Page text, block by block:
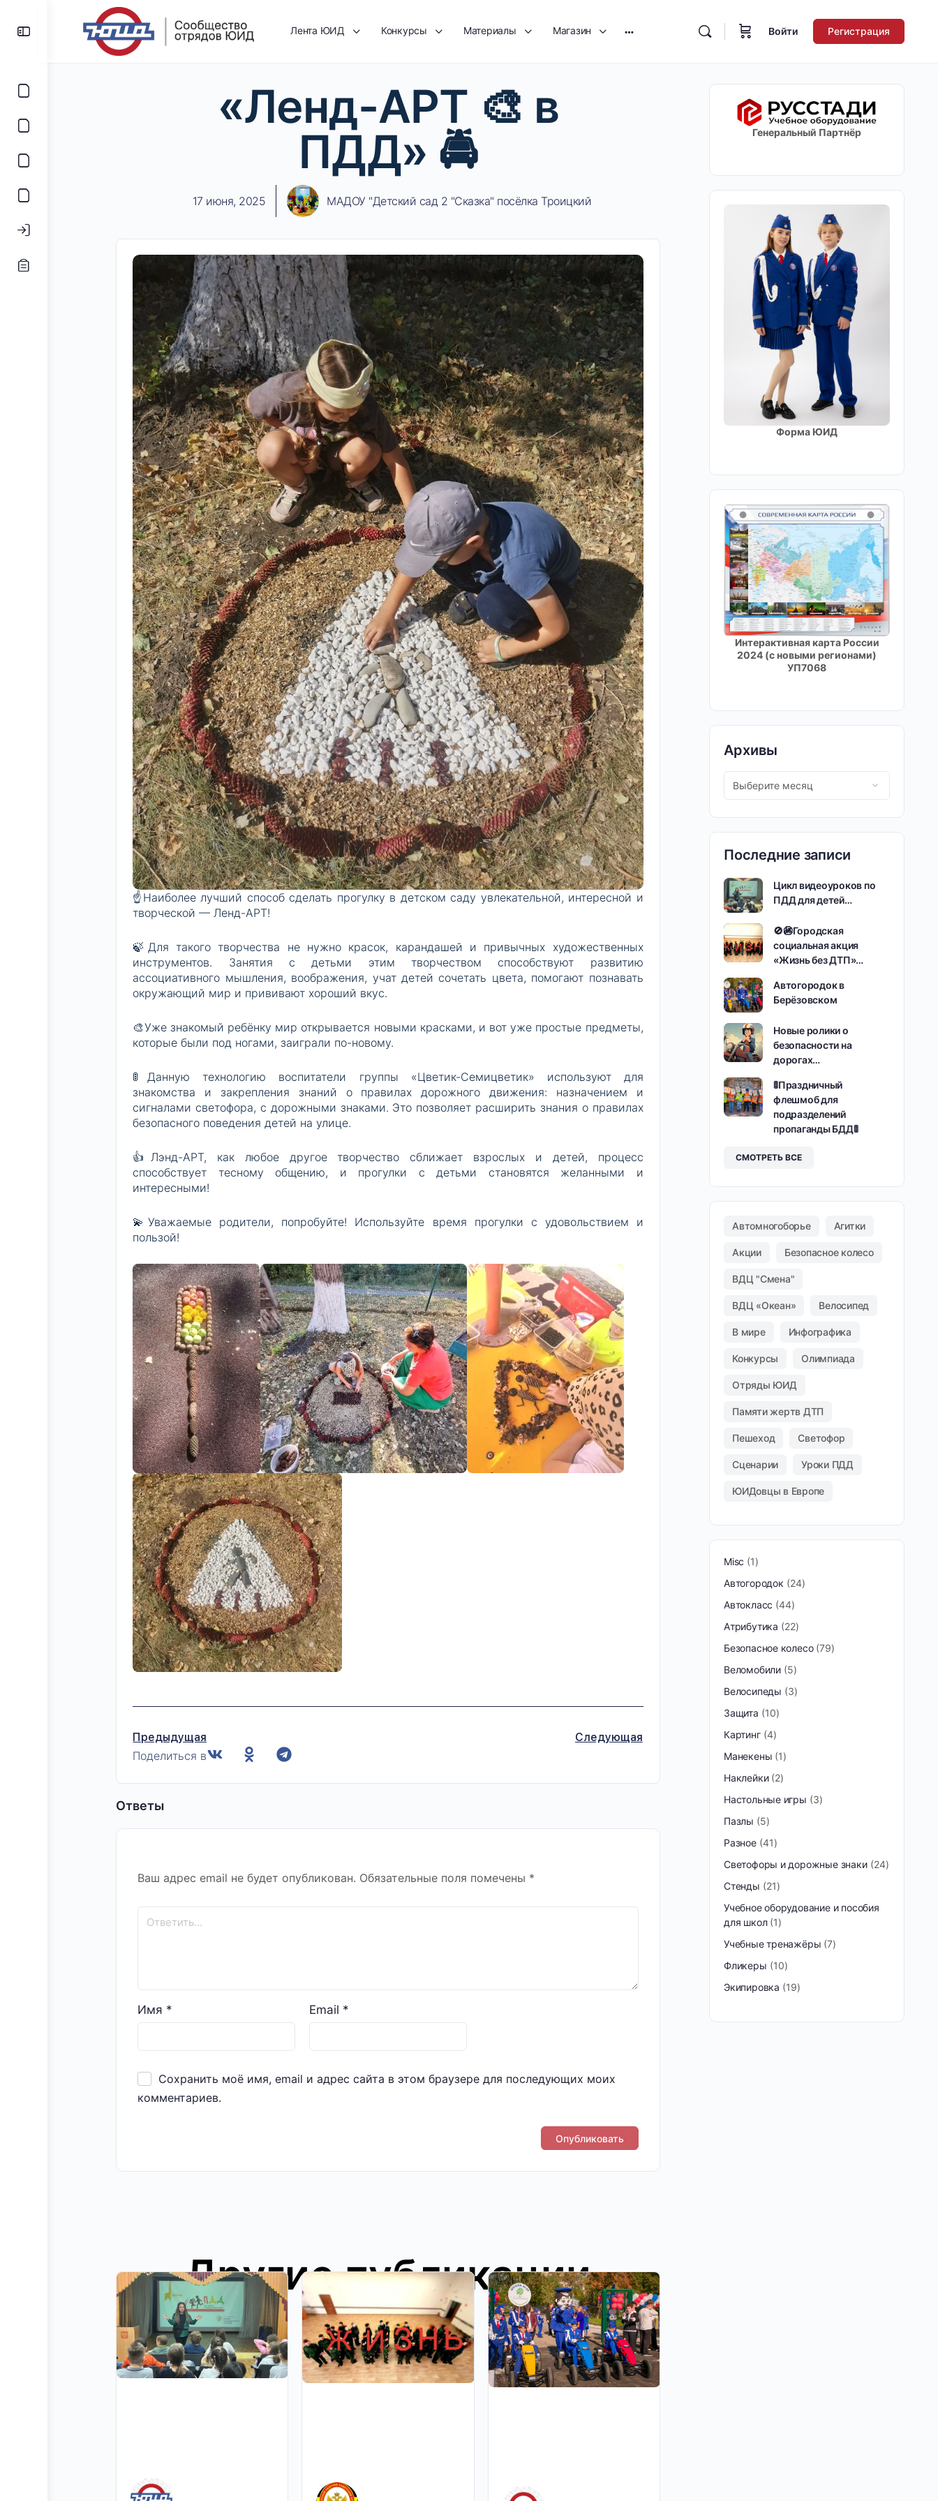
Лента ЮИД Конкурсы Материалы Магазин Войти Регистрация
«Ленд-АРТ 🎨 в
ПДД» 🚔
17 июня, 2025 МАДОУ "Детский сад 2 "Сказка" посёлка Троицкий
☝️Наиболее лучший способ сделать прогулку в детском саду увлекательной, интересной и
творческой — Ленд-АРТ!
🍃Для такого творчества не нужно красок, карандашей и привычных художественных
инструментов. Занятия с детьми этим творчеством способствуют развитию
ассоциативного мышления, воображения, учат детей сочетать цвета, помогают познавать
окружающий мир и прививают хороший вкус.
🎨Уже знакомый ребёнку мир открывается новыми красками, и вот уже простые предметы,
которые были под ногами, заиграли по-новому.
🚦Данную технологию воспитатели группы «Цветик-Семицветик» используют для
знакомства и закрепления знаний о правилах дорожного движения: назначением и
сигналами светофора, с дорожными знаками. Это позволяет расширить знания о правилах
безопасного поведения детей на улице.
👍Лэнд-АРТ, как любое другое творчество сближает взрослых и детей, процесс
способствует тесному общению, и прогулки с детьми становятся желанными и
интересными!
💫Уважаемые родители, попробуйте! Используйте время прогулки с удовольствием и
пользой!
Предыдущая Следующая
Поделиться в
Ответы
Ваш адрес email не будет опубликован. Обязательные поля помечены *
Имя * Email *
Сохранить моё имя, email и адрес сайта в этом браузере для последующих моих
комментариев.
Другие публикации
Генеральный Партнёр
Форма ЮИД
Интерактивная карта России
2024 (с новыми регионами)
УП7068
Архивы
Последние записи
Цикл видеоуроков по
ПДД для детей…
🚫🚳Городская
социальная акция
«Жизнь без ДТП»…
Автогородок в
Берёзовском
Новые ролики о
безопасности на
дорогах…
🚦Праздничный
флешмоб для
подразделений
пропаганды БДД🚦
СМОТРЕТЬ ВСЕ
Автомногоборье Агитки
Акции Безопасное колесо
ВДЦ "Смена"
ВДЦ «Океан» Велосипед
В мире Инфографика
Конкурсы Олимпиада
Отряды ЮИД
Памяти жертв ДТП
Пешеход Светофор
Сценарии Уроки ПДД
ЮИДовцы в Европе
Misc
1
Автогородок
24
Автокласс 44
Атрибутика
22
Безопасное колесо 79
Веломобили 5
Велосипеды
3
Защита
10
Картинг 4
Манекены 1
Наклейки 2
Настольные игры
3
Пазлы
5
Разное 41
Светофоры и дорожные знаки
24
Стенды
21
Учебное оборудование и пособия
для школ 1
Учебные тренажёры 7
Фликеры
10
Экипировка
19